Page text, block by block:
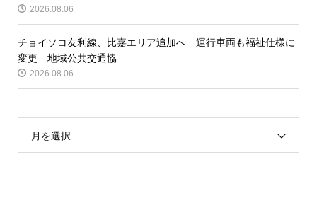
2026.08.06
チョイソコ友利線、比嘉エリア追加へ 運行車両も福祉仕様に
変更 地域公共交通協
2026.08.06
月を選択